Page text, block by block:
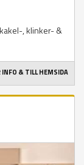
, klinker- &
INFO & TILL HEMSIDA